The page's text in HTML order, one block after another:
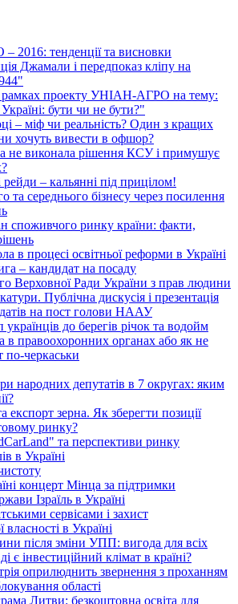
– 2016: тенденції та висновки
Джамали і передпоказ кліпу на
рамках проекту УНІАН-АГРО на тему:
бути чи не бути?"
– міф чи реальність? Один з кращих
хочуть вивести в офшор?
не виконала рішення КСУ і примушує
– кальянні під прицілом!
та середнього бізнесу через посилення
споживчого ринку країни: факти,
в процесі освітньої реформи в Україні
– кандидат на посаду
Верховної Ради України з прав людини
Публічна дискусія і презентація
на пост голови НААУ
до берегів річок та водойм
в правоохоронних органах або як не
по-черкаськи
народних депутатів в 7 округах: яким
експорт зерна. Як зберегти позиції
ринку?
та перспективи ринку
в Україні
концерт Мінца за підтримки
Ізраїль в Україні
сервісами і захист
власності в Україні
після зміни УПП: вигода для всіх
є інвестиційний клімат в країні?
оприлюднить звернення з проханням
області
Литви: безкоштовна освіта для